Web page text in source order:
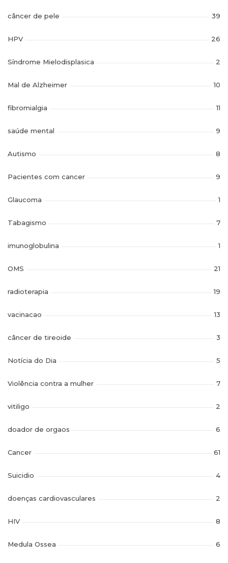
câncer de pele 39
HPV 26
Síndrome Mielodisplasica 2
Mal de Alzheimer 10
fibromialgia 11
saúde mental 9
Autismo 8
Pacientes com cancer 9
Glaucoma 1
Tabagismo 7
imunoglobulina 1
OMS 21
radioterapia 19
vacinacao 13
câncer de tireoide 3
Notícia do Dia 5
Violência contra a mulher 7
vitiligo 2
doador de orgaos 6
Cancer 61
Suicidio 4
doenças cardiovasculares 2
HIV 8
Medula Ossea 6